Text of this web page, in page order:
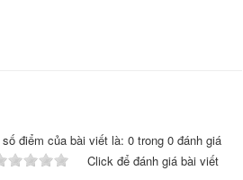
điểm của bài viết là: 0 trong 0 đánh giá
Click để đánh giá bài viết